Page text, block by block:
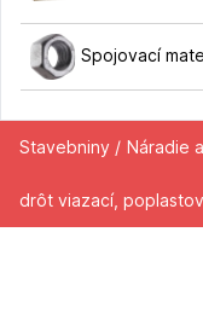
Spojovací
Stavebniny / Náradie
drôt viazací,